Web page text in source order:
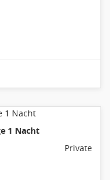
1 Nacht
Private